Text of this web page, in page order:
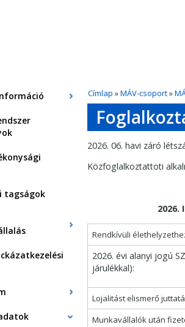
Címlap »MÁV-csoport»
tagságok
2026. 06. havi záró
Közfoglalkoztattoti
Rendkívüli
2026. évi alanyi jogú
járulékkal):
Lojalitást elismerő
Munkavállalók után